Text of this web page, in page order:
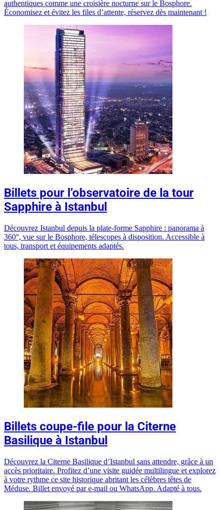
authentiques comme une croisière nocturne sur le Bosphore.
Économisez et évitez les files d’attente, réservez dès maintenant !
Billets pour l’observatoire de la tour
Sapphire à Istanbul
Découvrez Istanbul depuis la plate-forme Sapphire : panorama à
360°, vue sur le Bosphore, télescopes à disposition. Accessible à
tous, transport et équipements adaptés.
Billets coupe-file pour la Citerne
Basilique à Istanbul
Découvrez la Citerne Basilique d’Istanbul sans attendre, grâce à un
accès prioritaire. Profitez d’une visite guidée multilingue et explorez
à votre rythme ce site historique abritant les célèbres têtes de
Méduse. Billet envoyé par e-mail ou WhatsApp. Adapté à tous.